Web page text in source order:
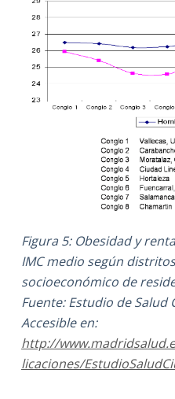
Figura 5: Obesidad y
IMC medio según
socioeconómico de
Fuente: Estudio de Salud
Accesible en:
http://
licaciones/